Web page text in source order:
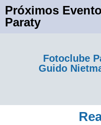
Próximos
Paraty
Fotoclube
Guido